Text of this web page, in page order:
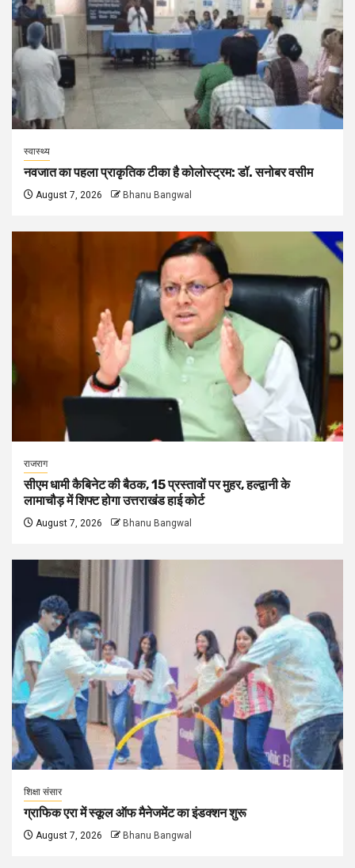
स्वास्थ्य
नवजात का पहला प्राकृतिक टीका है कोलोस्ट्रम: डॉ. सनोबर वसीम
August 7, 2026 Bhanu Bangwal
राजराग
सीएम धामी कैबिनेट की बैठक, 15 प्रस्तावों पर मुहर, हल्द्वानी के
लामाचौड़ में शिफ्ट होगा उत्तराखंड हाई कोर्ट
August 7, 2026 Bhanu Bangwal
शिक्षा संसार
ग्राफिक एरा में स्कूल ऑफ मैनेजमेंट का इंडक्शन शुरू
August 7, 2026 Bhanu Bangwal